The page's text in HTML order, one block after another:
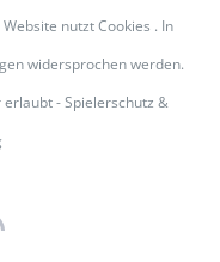
nutzt Cookies . In
widersprochen werden.
erlaubt -Spielerschutz &